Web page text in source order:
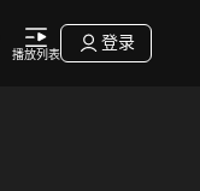
播放列表
登录